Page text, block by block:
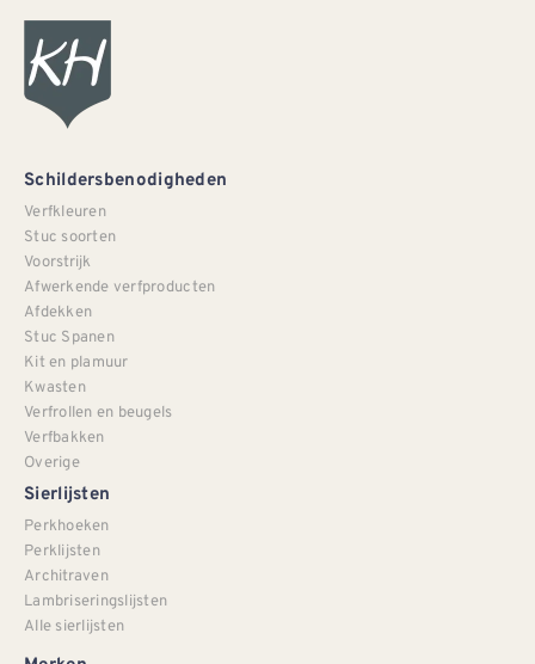
Schildersbenodigheden
Verfkleuren
Stuc soorten
Voorstrijk
Afwerkende verfproducten
Afdekken
Stuc Spanen
Kit en plamuur
Kwasten
Verfrollen en beugels
Verfbakken
Overige
Sierlijsten
Perkhoeken
Perklijsten
Architraven
Lambriseringslijsten
Alle sierlijsten